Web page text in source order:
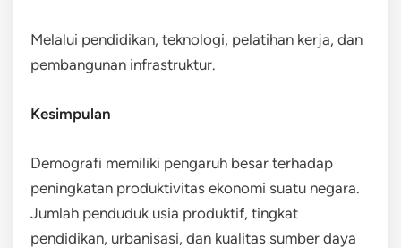
Melalui pendidikan, teknologi, pelatihan kerja, dan
pembangunan infrastruktur.
Kesimpulan
Demografi memiliki pengaruh besar terhadap
peningkatan produktivitas ekonomi suatu negara.
Jumlah penduduk usia produktif, tingkat
pendidikan, urbanisasi, dan kualitas sumber daya